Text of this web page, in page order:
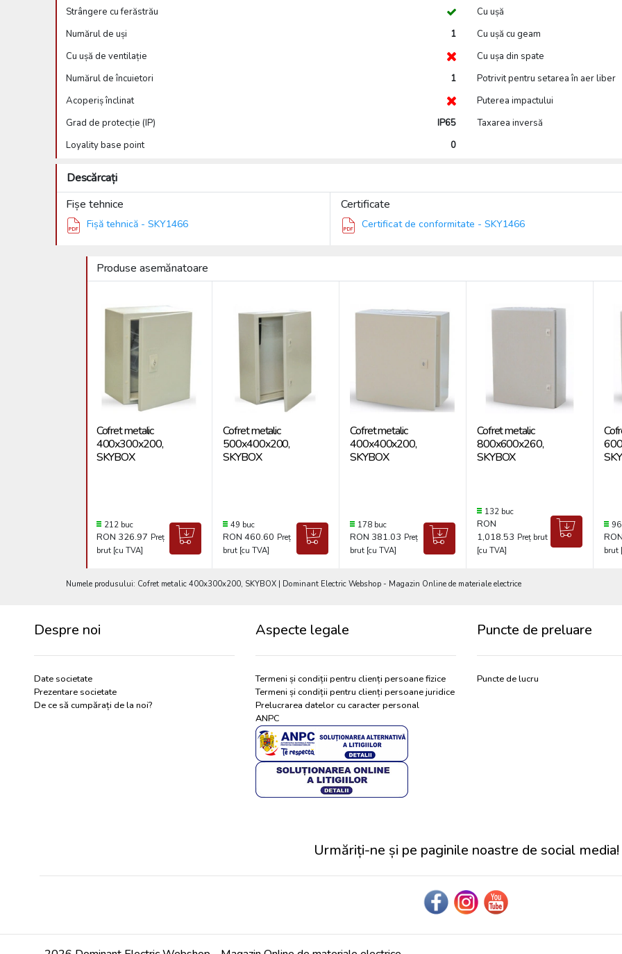
Strângere cu ferăstrău
Cu ușă
Numărul de uși
1
Cu ușă cu geam
Cu ușă de ventilație
Cu ușa din spate
Numărul de încuietori
1
Potrivit pentru setarea în aer liber
Acoperiș înclinat
Puterea impactului
Grad de protecție (IP)
IP65
Taxarea inversă
Loyality base point
0
Descărcați
Fișe tehnice
Fișă tehnică - SKY1466
Certificate
Certificat de conformitate - SKY1466
Produse asemănatoare
Cofret metalic
400x300x200,
SKYBOX
212 buc
RON 326.97 Preț
brut [cu TVA]
Cofret metalic
500x400x200,
SKYBOX
49 buc
RON 460.60 Preț
brut [cu TVA]
Cofret metalic
400x400x200,
SKYBOX
178 buc
RON 381.03 Preț
brut [cu TVA]
Cofret metalic
800x600x260,
SKYBOX
132 buc
RON
1,018.53 Preț brut
[cu TVA]
brut
Numele produsului: Cofret metalic 400x300x200, SKYBOX | Dominant Electric Webshop - Magazin Online de materiale electrice
Despre noi
Date societate
Prezentare societate
De ce să cumpărați de la noi?
Aspecte legale
Termeni și condiții pentru clienți persoane fizice
Termeni și condiții pentru clienți persoane juridice
Prelucrarea datelor cu caracter personal
ANPC
Puncte de preluare
Puncte de lucru
Urmăriți-ne și pe paginile noastre de social media!